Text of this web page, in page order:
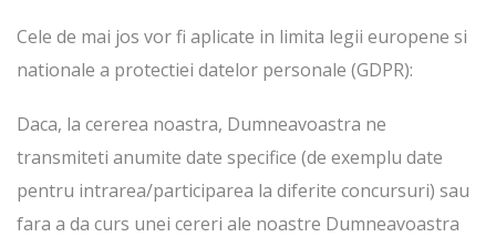
Cele de mai jos vor fi aplicate in limita legii europene si
nationale a protectiei datelor personale (GDPR):
Daca, la cererea noastra, Dumneavoastra ne
transmiteti anumite date specifice (de exemplu date
pentru intrarea/participarea la diferite concursuri) sau
fara a da curs unei cereri ale noastre Dumneavoastra